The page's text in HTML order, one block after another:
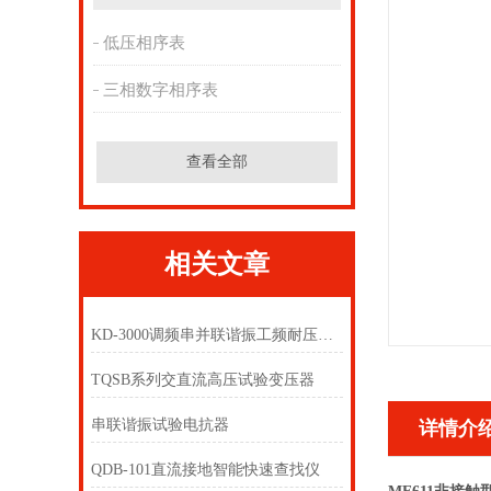
低压相序表
三相数字相序表
查看全部
相关文章
KD-3000调频串并联谐振工频耐压成套装置
TQSB系列交直流高压试验变压器
串联谐振试验电抗器
QDB-101直流接地智能快速查找仪
详情介